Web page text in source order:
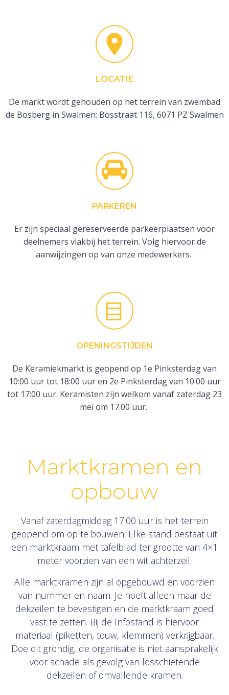
LOCATIE
De markt wordt gehouden op het terrein van zwembad
de Bosberg in Swalmen: Bosstraat 116, 6071 PZ Swalmen
PARKEREN
Er zijn speciaal gereserveerde parkeerplaatsen voor
deelnemers vlakbij het terrein. Volg hiervoor de
aanwijzingen op van onze medewerkers.
OPENINGSTIJDEN
De Keramiekmarkt is geopend op 1e Pinksterdag van
10:00 uur tot 18:00 uur en 2e Pinksterdag van 10.00 uur
tot 17:00 uur. Keramisten zijn welkom vanaf zaterdag 23
mei om 17.00 uur.
Marktkramen en
opbouw
Vanaf zaterdagmiddag 17.00 uur is het terrein
geopend om op te bouwen. Elke stand bestaat uit
een marktkraam met tafelblad ter grootte van 4×1
meter voorzien van een wit achterzeil.
Alle marktkramen zijn al opgebouwd en voorzien
van nummer en naam. Je hoeft alleen maar de
dekzeilen te bevestigen en de marktkraam goed
vast te zetten. Bij de Infostand is hiervoor
materiaal (piketten, touw, klemmen) verkrijgbaar.
Doe dit grondig, de organisatie is niet aansprakelijk
voor schade als gevolg van losschietende
dekzeilen of omvallende kramen.